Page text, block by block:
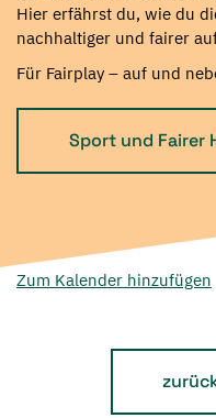
Hier erfährst du, wie du
nachhaltiger und fairer
Für Fairplay – auf und
Sport und Fairer
Zum Kalender hinzufügen